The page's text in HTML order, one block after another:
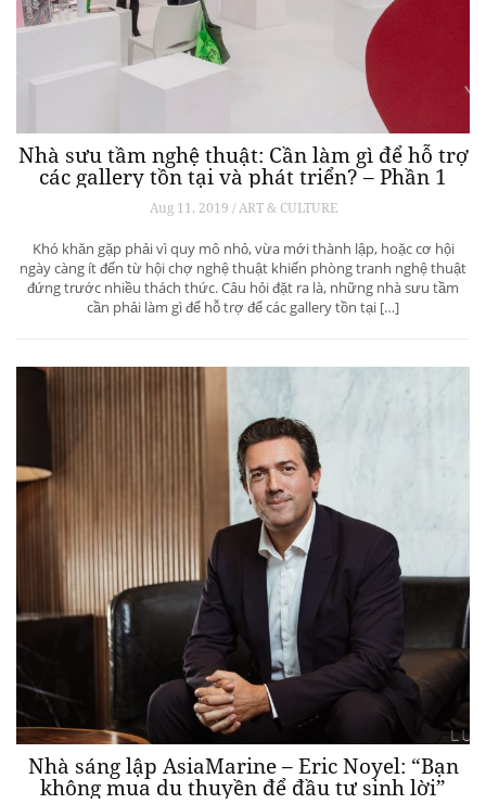
Nhà sưu tầm nghệ thuật: Cần làm gì để hỗ trợ
các gallery tồn tại và phát triển? – Phần 1
Aug 11, 2019 / ART & CULTURE
Khó khăn gặp phải vì quy mô nhỏ, vừa mới thành lập, hoặc cơ hội
ngày càng ít đến từ hội chợ nghệ thuật khiến phòng tranh nghệ thuật
đứng trước nhiều thách thức. Câu hỏi đặt ra là, những nhà sưu tầm
cần phải làm gì để hỗ trợ để các gallery tồn tại […]
Nhà sáng lập AsiaMarine – Eric Noyel: “Bạn
không mua du thuyền để đầu tư sinh lời”